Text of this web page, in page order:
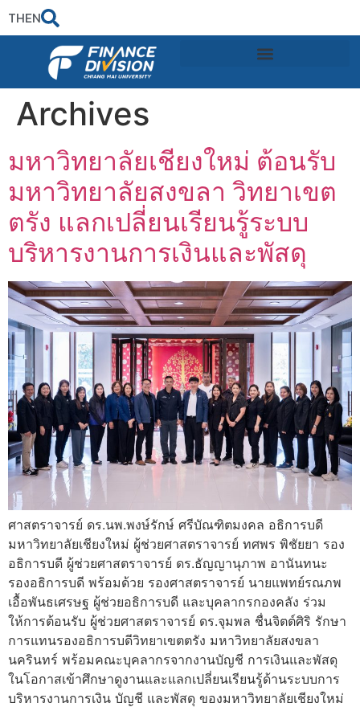
THEN
Archives
มหาวิทยาลัยเชียงใหม่ ต้อนรับ
มหาวิทยาลัยสงขลา วิทยาเขต
ตรัง แลกเปลี่ยนเรียนรู้ระบบ
บริหารงานการเงินและพัสดุ
ศาสตราจารย์ ดร.นพ.พงษ์รักษ์ ศรีบัณฑิตมงคล อธิการบดี
มหาวิทยาลัยเชียงใหม่ ผู้ช่วยศาสตราจารย์ ทศพร พิชัยยา รอง
อธิการบดี ผู้ช่วยศาสตราจารย์ ดร.ธัญญานุภาพ อานันทนะ
รองอธิการบดี พร้อมด้วย รองศาสตราจารย์ นายแพทย์รณภพ
เอื้อพันธเศรษฐ ผู้ช่วยอธิการบดี และบุคลากรกองคลัง ร่วม
ให้การต้อนรับ ผู้ช่วยศาสตราจารย์ ดร.จุมพล ชื่นจิตต์ศิริ รักษา
การแทนรองอธิการบดีวิทยาเขตตรัง มหาวิทยาลัยสงขลา
นครินทร์ พร้อมคณะบุคลากรจากงานบัญชี การเงินและพัสดุ
ในโอกาสเข้าศึกษาดูงานและแลกเปลี่ยนเรียนรู้ด้านระบบการ
บริหารงานการเงิน บัญชี และพัสดุ ของมหาวิทยาลัยเชียงใหม่